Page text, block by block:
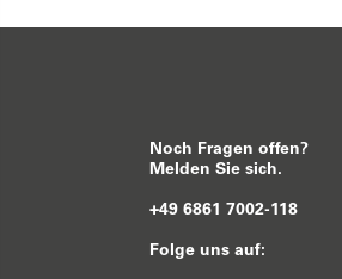
Noch Fragen offen?
Melden Sie sich.
+49 6861 7002-118
Folge uns auf: